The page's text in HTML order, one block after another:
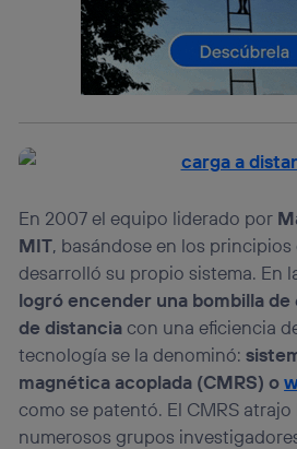
En 2007 el equipo liderado por
MIT, basándose en los
desarrolló su propio sistema. En
logró encender una bombilla
de distanciacon una eficiencia
tecnología se la denominó:
magnética acoplada (CMRS) o
como se patentó. El CMRS
numerosos grupos
Este identificador se asigna a la
lo que cualquier persona que
consienta el uso de la tecnología
identificador. Típicamente:
actividades de navegación de
que hayan dado su
personalizado, ya que se basará
navegación del usuario del móvil.
Puedes gestionar los
“Administrar Utiq” en la parte
visitando el
portal de privacidad
(“consenthub”) . Para más
la política de privacidad de Utiq.